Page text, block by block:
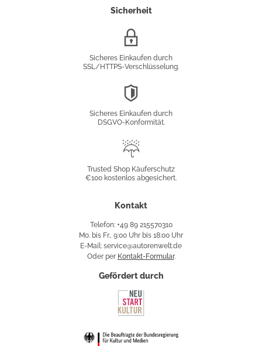
Sicherheit
Sicheres Einkaufen durch
SSL/HTTPS-Verschlüsselung.
Sicheres Einkaufen durch
DSGVO-Konformität.
Käuferschutz
Trusted Shop Käuferschutz
€100 kostenlos abgesichert.
Kontakt
Telefon: +49 89 215570310
Mo. bis Fr., 9:00 Uhr bis 18:00 Uhr
E-Mail: service@autorenwelt.de
Oder per Kontakt-Formular.
Gefördert durch